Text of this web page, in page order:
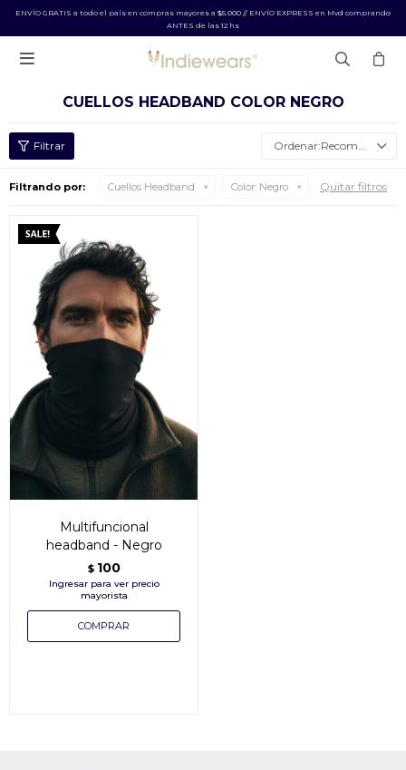
ENVÍO GRATIS a todo el país en compras mayores a $5.000 // ENVÍO EXPRESS en Mvd comprando
ANTES de las 12 hs

CUELLOS HEADBAND COLOR NEGRO
Recomendados
Filtrando por: Cuellos Headband Color: Negro Quitar filtros
Multifuncional
headband - Negro
$ 100